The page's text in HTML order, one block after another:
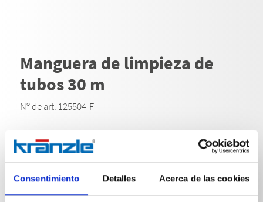
Consentimiento Detalles Acerca de las cookies
Manguera de limpieza de
tubos 30 m
Nº de art. 125504-F
Con las mangueras de limpieza de tuberías de Kränzle,
las tuberías de desagüe o los canalones obstruidos
pueden limpiarse fácil y rápidamente. Gracias a las
boquillas dirigidas hacia atrás, la manguera de